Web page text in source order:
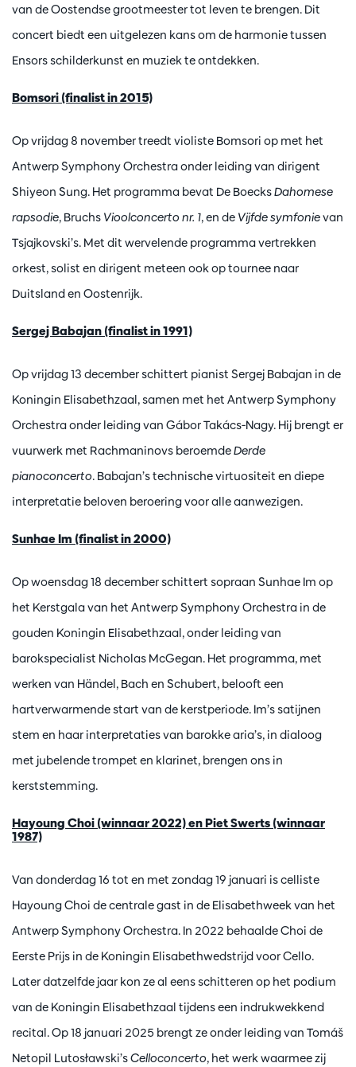
van de Oostendse grootmeester tot leven te brengen. Dit
concert biedt een uitgelezen kans om de harmonie tussen
Ensors schilderkunst en muziek te ontdekken.
Bomsori (finalist in 2015)
Op vrijdag 8 november treedt violiste Bomsori op met het
Antwerp Symphony Orchestra onder leiding van dirigent
Shiyeon Sung. Het programma bevat De BoecksDahomese
rapsodie, Bruchs Vioolconcerto nr. 1, en de Vijfde symfonievan
Tsjajkovski’s. Met dit wervelende programma vertrekken
orkest, solist en dirigent meteen ook op tournee naar
Duitsland en Oostenrijk.
Sergej Babajan (finalist in 1991)
Op vrijdag 13 december schittert pianist Sergej Babajan in de
Koningin Elisabethzaal, samen met het Antwerp Symphony
Orchestra onder leiding van Gábor Takács-Nagy. Hij brengt er
vuurwerk met Rachmaninovs beroemdeDerde
pianoconcerto. Babajan’s technische virtuositeit en diepe
interpretatie beloven beroering voor alle aanwezigen.
Sunhae Im (finalist in 2000)
Op woensdag 18 december schittert sopraan Sunhae Im op
het Kerstgala van het Antwerp Symphony Orchestra in de
gouden Koningin Elisabethzaal, onder leiding van
barokspecialist Nicholas McGegan. Het programma, met
werken van Händel, Bach en Schubert, belooft een
hartverwarmende start van de kerstperiode. Im’s satijnen
stem en haar interpretaties van barokke aria’s, in dialoog
met jubelende trompet en klarinet, brengen ons in
kerststemming.
Hayoung Choi (winnaar 2022) en Piet Swerts (winnaar
1987)
Van donderdag 16 tot en met zondag 19 januari is celliste
Hayoung Choi de centrale gast in de Elisabethweek van het
Antwerp Symphony Orchestra. In 2022 behaalde Choi de
Eerste Prijs in de Koningin Elisabethwedstrijd voor Cello.
Later datzelfde jaar kon ze al eens schitteren op het podium
van de Koningin Elisabethzaal tijdens een indrukwekkend
recital. Op 18 januari 2025 brengt ze onder leiding van Tomáš
Netopil Lutosławski’sCelloconcerto, het werk waarmee zij